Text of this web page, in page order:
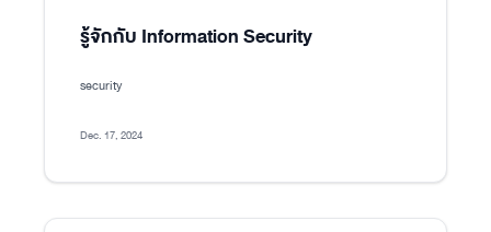
รู้จักกับ Information Security
security
Dec. 17, 2024